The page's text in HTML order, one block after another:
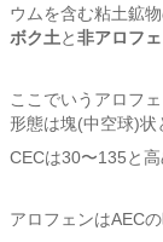
ウムを含む粘土鉱
ボク土と非アロフ
ここでいうアロフ
形態は塊(中空球)状
CECは30〜135と高
アロフェンはAEC